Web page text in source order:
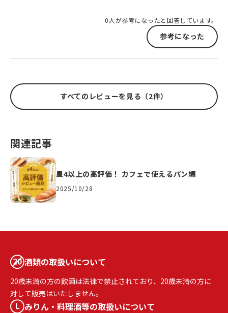
0人が参考になったと回答しています。
参考になった
すべてのレビューを見る（2件）
関連記事
星4以上の高評価！ カフェで使えるパン編
2025/10/28
酒類の取扱いについて
20歳未満の方の飲酒は法律で禁止されており、20歳未満の方に
対して販売はいたしません。
みりん・料理酒等の取扱いについて